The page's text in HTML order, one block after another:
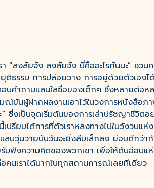
“สงสัยจัง สงสัยจัง นี่คืออะไรกันนะ” ชวน
ธรรม การปล่อยวาง การอยู่ด้วยตัวเองไ
คำถามแสนใสซื่อของเด็กๆ ซึ่งหลายต่อห
ณ์ขันผู้ฝากผลงานเอาไว้ในวงการหนังสื
” ซึ่งเป็นจุดเริ่มต้นของการเล่าปรัชญาชีวิ
รียบได้การที่ตัวเราหลงทางไปในวังวนแห่
วุ่นวายนับวันจะยิ่งลีบเล็กลง ย่อมดีกว่าถ้
ฟังความคิดของพวกเขา เพื่อให้ต้นอ่อนแ
คนเราได้มากในทุกสถานการณ์เลยทีเดียว